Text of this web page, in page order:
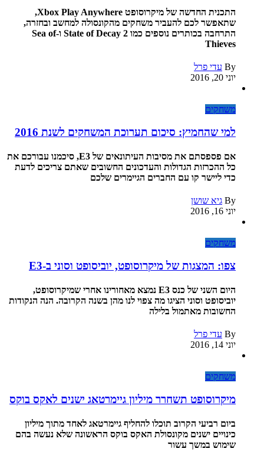
התכנית החדשה של מיקרוסופט Xbox Play Anywhere,
שתאפשר לכם להעביר משחקים מהקונסולה למחשב ובחזרה,
התרחבה בכותרים נוספים כמו State of Decay 2 ו-Sea of
Thieves
By עדי פרל
יוני 20, 2016
משחקים
למי שהחמיץ: סיכום תערוכת המשחקים לשנת 2016
אם פספסתם את מסיבות העיתונאים של E3, סיכמנו עבורכם את
כל ההכרזות הגדולות והעדכונים החשובים שאתם צריכים לדעת
כדי ליישר קו עם החברים הגיימרים שלכם
By גיא שושן
יוני 16, 2016
משחקים
צפו: המצגות של מיקרוסופט, יוביסופט וסוני ב-E3
היום השני של כנס E3 נמצא מאחורינו אחרי שמיקרוסופט,
יוביסופט וסוני הציגו מה צפוי לנו מהן בשנה הקרובה. הנה הנקודות
החשובות מאתמול בלילה
By עדי פרל
יוני 14, 2016
משחקים
מיקרוסופט תשחרר מיליון גיימרטאג ישנים לאקס בוקס
ביום רביעי הקרוב תוכלו להחליף גיימרטאג לאחד מתוך מיליון
כינויים ישנים מקונסולת האקס בוקס הראשונה שלא נעשה בהם
שימוש במשך עשור